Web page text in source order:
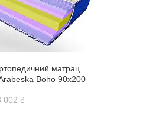
матрац
Boho 90х200
002 ₴